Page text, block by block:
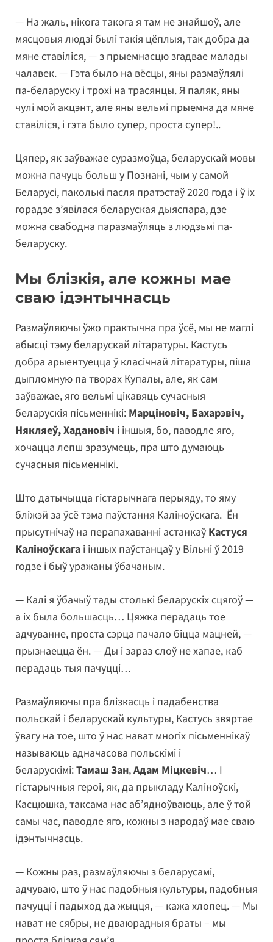
— На жаль, нікога такога я там не знайшоў, але
мясцовыя людзі былі такія цёплыя, так добра да
мяне ставіліся, — з прыемнасцю згадвае малады
чалавек. — Гэта было на вёсцы, яны размаўлялі
па-беларуску і трохі на трасянцы. Я паляк, яны
чулі мой акцэнт, але яны вельмі прыемна да мяне
ставіліся, і гэта было супер, проста супер!..
Цяпер, як заўважае суразмоўца, беларускай мовы
можна пачуць больш у Познані, чым у самой
Беларусі, паколькі пасля пратэстаў 2020 года і ў іх
горадзе з’явілася беларуская дыяспара, дзе
можна свабодна паразмаўляць з людзьмі па-
беларуску.
Мы блізкія, але кожны мае
сваю ідэнтычнасць
Размаўляючы ўжо практычна пра ўсё, мы не маглі
абысці тэму беларускай літаратуры. Кастусь
добра арыентуецца ў класічнай літаратуры, піша
дыпломную па творах Купалы, але, як сам
заўважае, яго вельмі цікавяць сучасныя
беларускія пісьменнікі: Марціновіч, Бахарэвіч,
Някляеў, Хадановіч і іншыя, бо, паводле яго,
хочацца лепш зразумець, пра што думаюць
сучасныя пісьменнікі.
Што датычыцца гістарычнага перыяду, то яму
бліжэй за ўсё тэма паўстання Каліноўскага. Ён
прысутнічаў на перапахаванні астанкаў Кастуся
Каліноўскага і іншых паўстанцаў у Вільні ў 2019
годзе і быў уражаны ўбачаным.
— Калі я ўбачыў тады столькі беларускіх сцягоў —
а іх была большасць… Цяжка перадаць тое
адчуванне, проста сэрца пачало біцца мацней, —
прызнаецца ён. — Ды і зараз слоў не хапае, каб
перадаць тыя пачуцці…
Размаўляючы пра блізкасць і падабенства
польскай і беларускай культуры, Кастусь звяртае
ўвагу на тое, што ў нас нават многіх пісьменнікаў
называюць адначасова польскімі і
беларускімі:Тамаш Зан,Адам Міцкевіч… І
гістарычныя героі, як, да прыкладу Каліноўскі,
Касцюшка, таксама нас аб’ядноўваюць, але ў той
самы час, паводле яго, кожны з народаў мае сваю
ідэнтычнасць.
— Кожны раз, размаўляючы з беларусамі,
адчуваю, што ў нас падобныя культуры, падобныя
пачуцці і падыход да жыцця, — кажа хлопец. — Мы
нават не сябры, не дваюрадныя браты – мы